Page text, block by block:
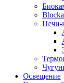
Печи-
Освещение